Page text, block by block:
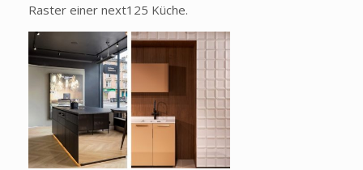
Raster einer next125 Küche.